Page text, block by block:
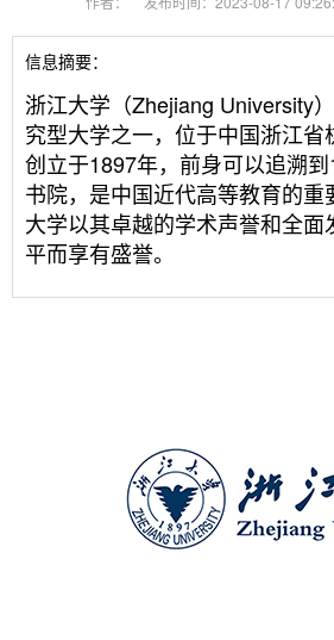
信息摘要：
浙江大学（Zhejiang University
究型大学之一，位于中国浙江省
创立于1897年，前身可以追溯
书院，是中国近代高等教育的重
大学以其卓越的学术声誉和全
平而享有盛誉。